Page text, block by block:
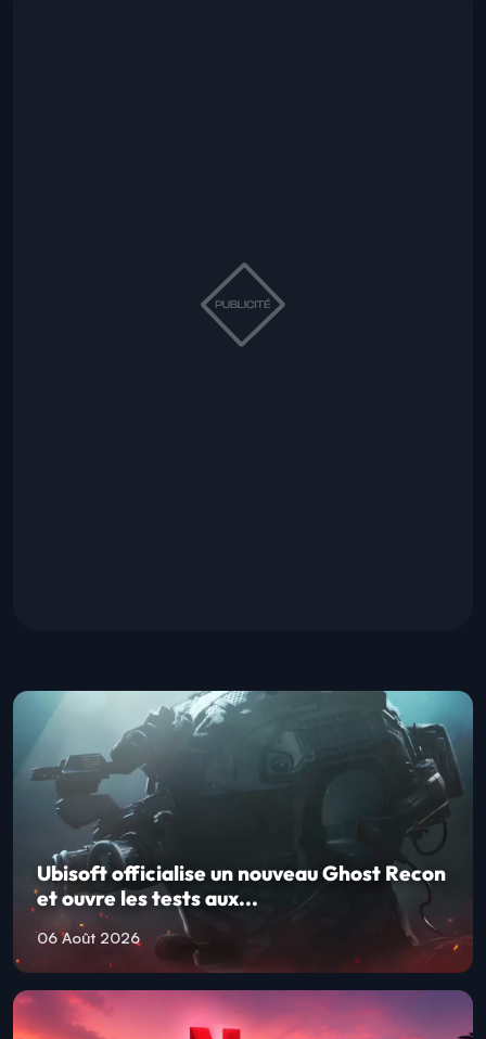
Ubisoft officialise un nouveau Ghost Recon
et ouvre les tests aux...
06 Août 2026